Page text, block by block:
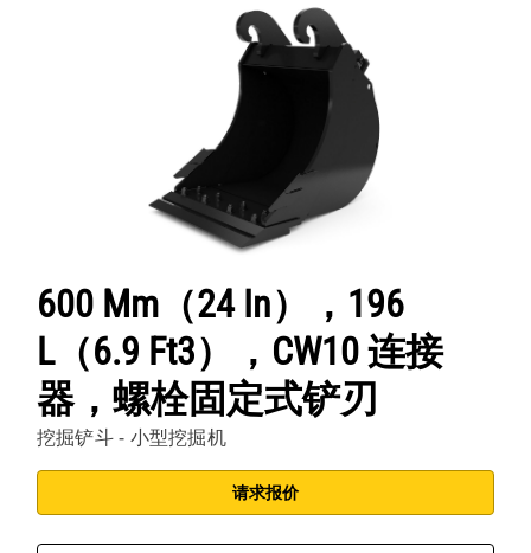
600 Mm（24 In），196
L（6.9 Ft3），CW10 连接
器，螺栓固定式铲刃
挖掘铲斗 - 小型挖掘机
请求报价